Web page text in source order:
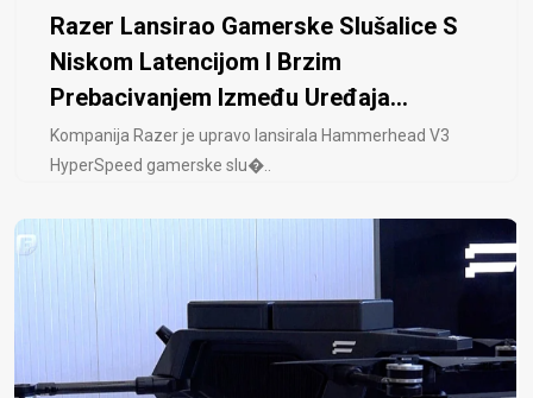
Razer Lansirao Gamerske Slušalice S
Niskom Latencijom I Brzim
Prebacivanjem Između Uređaja...
Kompanija Razer je upravo lansirala Hammerhead V3
HyperSpeed ​​gamerske slu�..